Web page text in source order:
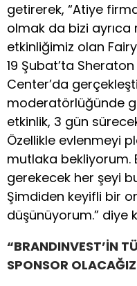
getirerek, “Atiye
olmak da bizi
etkinliğimiz olan
19 Şubat’ta
Center’da
moderatörlüğünde
etkinlik, 3 gün
Özellikle evlenmeyi
mutlaka bekliyorum.
gerekecek her şeyi
Şimdiden keyifli bir
düşünüyorum.” diye
“BRANDINVEST’İN
SPONSOR